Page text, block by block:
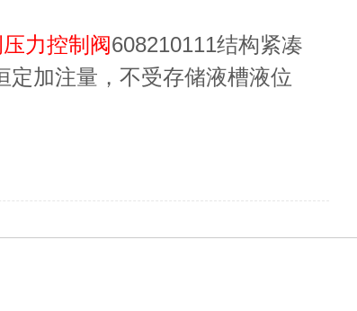
力控制阀608210111结构紧凑
定加注量，不受存储液槽液位